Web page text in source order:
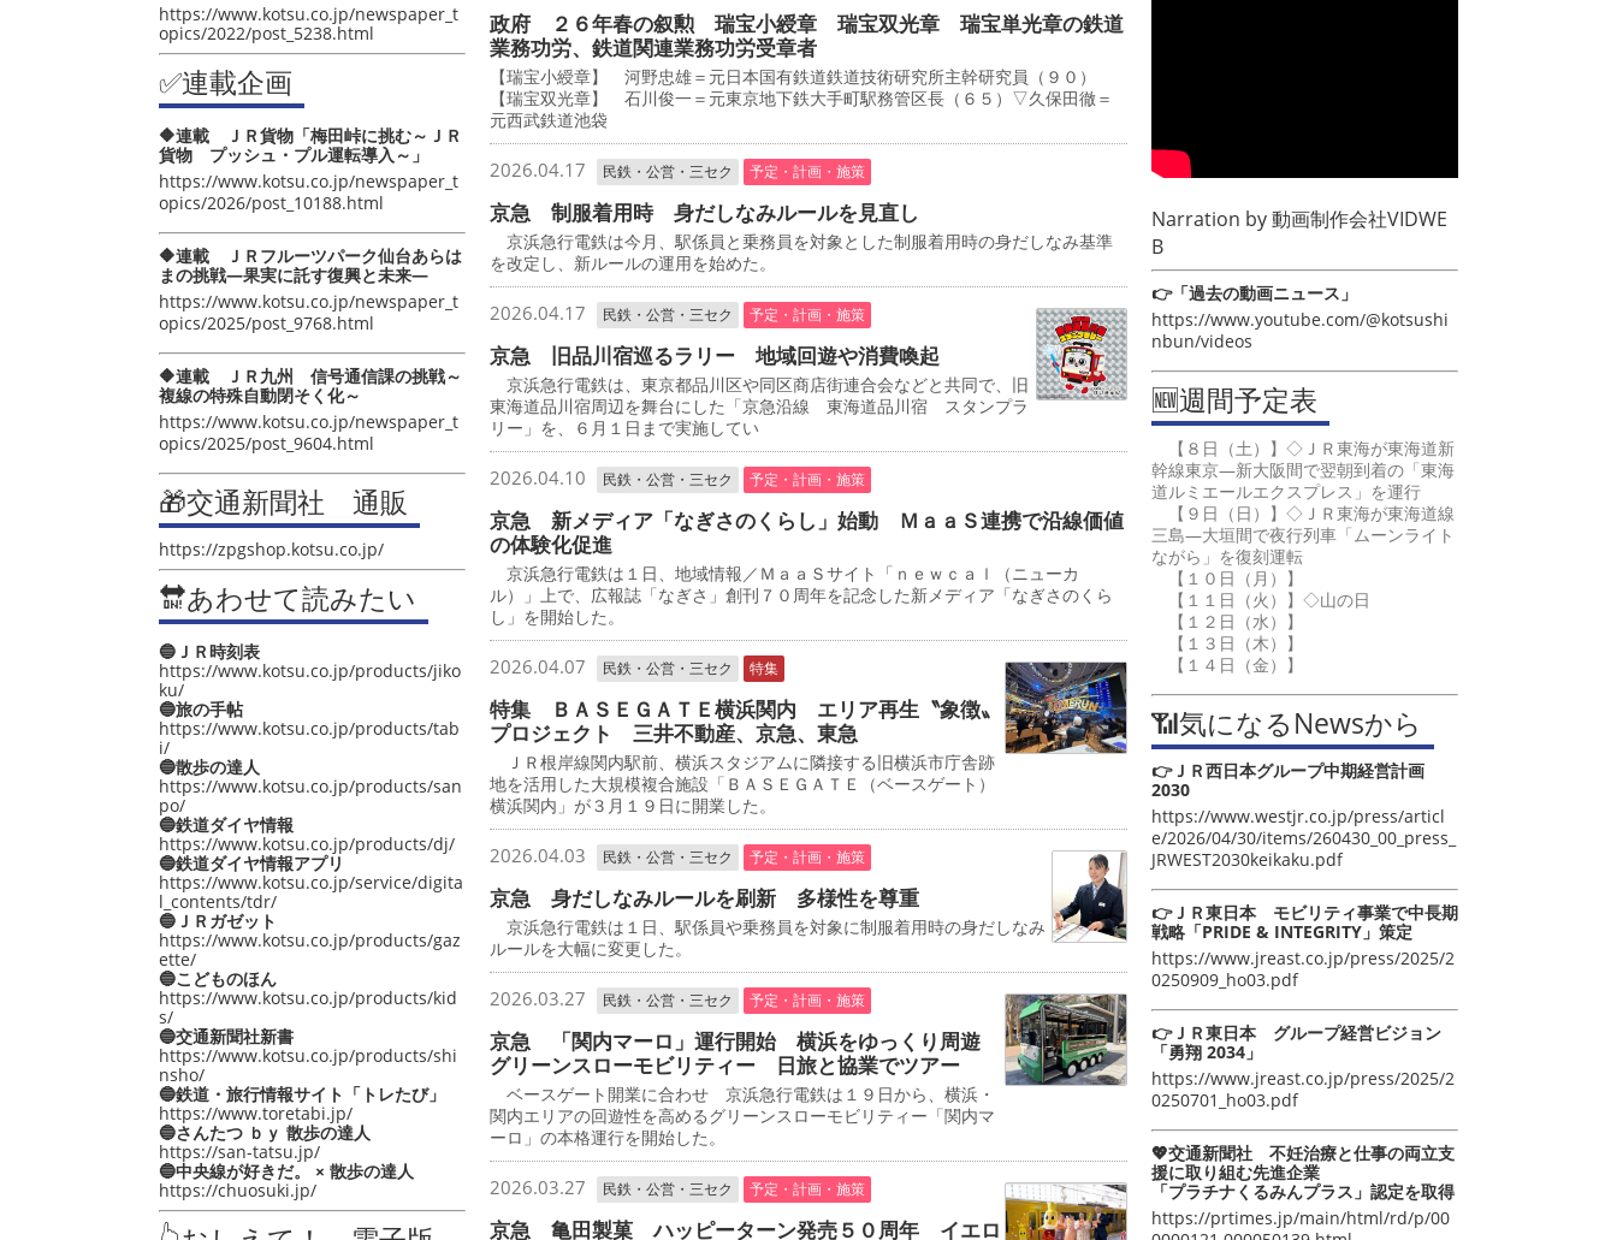
https://www.kotsu.co.jp/newspaper_t
opics/2022/post_5238.html
✅連載企画
🔶連載 ＪＲ貨物「梅田峠に挑む～ＪＲ
貨物 プッシュ・プル運転導入～」
https://www.kotsu.co.jp/newspaper_t
opics/2026/post_10188.html
🔶連載 ＪＲフルーツパーク仙台あらは
まの挑戦―果実に託す復興と未来―
https://www.kotsu.co.jp/newspaper_t
opics/2025/post_9768.html
🔶連載 ＪＲ九州 信号通信課の挑戦～
複線の特殊自動閉そく化～
https://www.kotsu.co.jp/newspaper_t
opics/2025/post_9604.html
🎁交通新聞社 通販
https://zpgshop.kotsu.co.jp/
🔛あわせて読みたい
🔵ＪＲ時刻表
https://www.kotsu.co.jp/products/jiko
ku/
🔵旅の手帖
https://www.kotsu.co.jp/products/tab
i/
🔵散歩の達人
https://www.kotsu.co.jp/products/san
po/
🔵鉄道ダイヤ情報
https://www.kotsu.co.jp/products/dj/
🔵鉄道ダイヤ情報アプリ
https://www.kotsu.co.jp/service/digita
l_contents/tdr/
🔵ＪＲガゼット
https://www.kotsu.co.jp/products/gaz
ette/
🔵こどものほん
https://www.kotsu.co.jp/products/kid
s/
🔵交通新聞社新書
https://www.kotsu.co.jp/products/shi
nsho/
🔵鉄道・旅行情報サイト「トレたび」
https://www.toretabi.jp/
🔵さんたつ ｂｙ 散歩の達人
https://san-tatsu.jp/
🔵中央線が好きだ。 × 散歩の達人
https://chuosuki.jp/
政府 ２６年春の叙勲 瑞宝小綬章 瑞宝双光章 瑞宝単光章の鉄道
業務功労、鉄道関連業務功労受章者
【瑞宝小綬章】 河野忠雄＝元日本国有鉄道鉄道技術研究所主幹研究員（９０）
【瑞宝双光章】 石川俊一＝元東京地下鉄大手町駅務管区長（６５）▽久保田徹＝
元西武鉄道池袋
2026.04.17 民鉄・公営・三セク 予定・計画・施策
京急 制服着用時 身だしなみルールを見直し
京浜急行電鉄は今月、駅係員と乗務員を対象とした制服着用時の身だしなみ基準
を改定し、新ルールの運用を始めた。
2026.04.17 民鉄・公営・三セク 予定・計画・施策
京急 旧品川宿巡るラリー 地域回遊や消費喚起
京浜急行電鉄は、東京都品川区や同区商店街連合会などと共同で、旧
東海道品川宿周辺を舞台にした「京急沿線 東海道品川宿 スタンプラ
リー」を、６月１日まで実施してい
2026.04.10 民鉄・公営・三セク 予定・計画・施策
京急 新メディア「なぎさのくらし」始動 ＭａａＳ連携で沿線価値
の体験化促進
京浜急行電鉄は１日、地域情報／ＭａａＳサイト「ｎｅｗｃａｌ（ニューカ
ル）」上で、広報誌「なぎさ」創刊７０周年を記念した新メディア「なぎさのくら
し」を開始した。
2026.04.07 民鉄・公営・三セク 特集
特集 ＢＡＳＥＧＡＴＥ横浜関内 エリア再生〝象徴〟
プロジェクト 三井不動産、京急、東急
ＪＲ根岸線関内駅前、横浜スタジアムに隣接する旧横浜市庁舎跡
地を活用した大規模複合施設「ＢＡＳＥＧＡＴＥ（ベースゲート）
横浜関内」が３月１９日に開業した。
2026.04.03 民鉄・公営・三セク 予定・計画・施策
京急 身だしなみルールを刷新 多様性を尊重
京浜急行電鉄は１日、駅係員や乗務員を対象に制服着用時の身だしなみ
ルールを大幅に変更した。
2026.03.27 民鉄・公営・三セク 予定・計画・施策
京急 「関内マーロ」運行開始 横浜をゆっくり周遊
グリーンスローモビリティー 日旅と協業でツアー
ベースゲート開業に合わせ 京浜急行電鉄は１９日から、横浜・
関内エリアの回遊性を高めるグリーンスローモビリティー「関内マ
ーロ」の本格運行を開始した。
2026.03.27 民鉄・公営・三セク 予定・計画・施策
京急 亀田製菓 ハッピーターン発売５０周年 イエロ
Narration by動画制作会社VIDWE
B
👉「過去の動画ニュース」
https://www.youtube.com/@kotsushi
nbun/videos
🆕週間予定表
【８日（土）】◇ＪＲ東海が東海道新
幹線東京―新大阪間で翌朝到着の「東海
道ルミエールエクスプレス」を運行
【９日（日）】◇ＪＲ東海が東海道線
三島―大垣間で夜行列車「ムーンライト
ながら」を復刻運転
【１０日（月）】
【１１日（火）】◇山の日
【１２日（水）】
【１３日（木）】
【１４日（金）】
📶気になるNewsから
👉ＪＲ西日本グループ中期経営計画
2030
https://www.westjr.co.jp/press/articl
e/2026/04/30/items/260430_00_press_
JRWEST2030keikaku.pdf
👉ＪＲ東日本 モビリティ事業で中長期
戦略「PRIDE & INTEGRITY」策定
https://www.jreast.co.jp/press/2025/2
0250909_ho03.pdf
👉ＪＲ東日本 グループ経営ビジョン
「勇翔 2034」
https://www.jreast.co.jp/press/2025/2
0250701_ho03.pdf
💖交通新聞社 不妊治療と仕事の両立支
援に取り組む先進企業
「プラチナくるみんプラス」認定を取得
https://prtimes.jp/main/html/rd/p/00